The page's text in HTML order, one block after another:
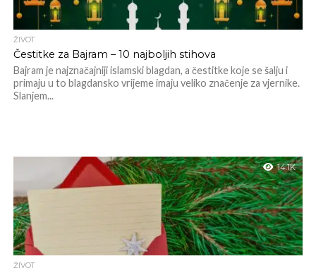
ŽIVOT
Čestitke za Bajram – 10 najboljih stihova
Bajram je najznačajniji islamski blagdan, a čestitke koje se šalju i
primaju u to blagdansko vrijeme imaju veliko značenje za vjernike.
Slanjem...
14.1K
ŽIVOT